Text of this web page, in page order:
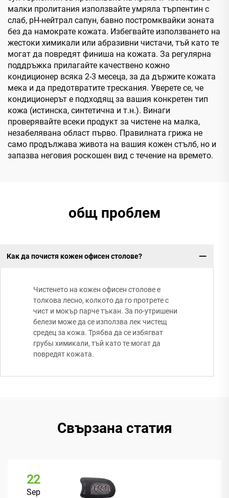
малки пролитания използвайте умряла търпентин с
слаб, pH-нейтрал сапун, бавно постромквайки зоната
без да намократе кожата. Избегвайте използването на
жестоки химикали или абразивни чистачи, тъй като те
могат да повредят финиша на кожата. За регулярна
поддръжка прилагайте качествено кожно
кондиционер всяка 2-3 месеца, за да държите кожата
мека и да предотвратите трескания. Уверете се, че
кондиционерът е подходящ за вашия конкретен тип
кожа (истинска, синтетична и т.н.). Винаги
проверявайте всеки продукт за чистене на малка,
незабелявана област първо. Правилната грижа не
само продължава живота на вашия кожен стълб, но и
запазва неговия роскошен вид с течение на времето.
общ проблем
Как да почистя кожен офисен столове?
Чистенето на кожен офисен столове е
толкова лесно, колкото да го протрете с
чист и мокър парче тъкан. За по-утришени
белези може да се използва лек чистещ
средец за кожа. Трябва да се избягват
грубы химикали, тъй като те могат да
повредят кожата.
Свързана статия
22
Sep